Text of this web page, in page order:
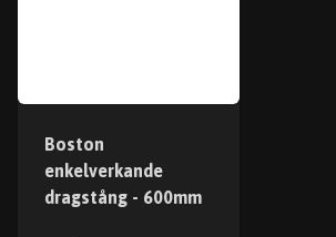
Boston
enkelverkande
dragstång - 600mm